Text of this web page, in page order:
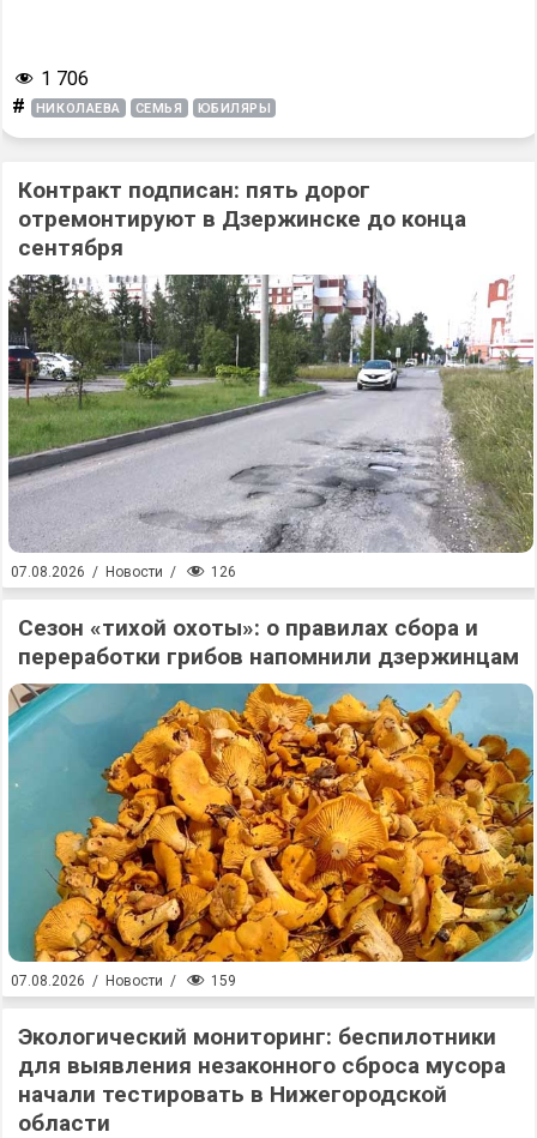
1 706
# НИКОЛАЕВА СЕМЬЯ ЮБИЛЯРЫ
Контракт подписан: пять дорог
отремонтируют в Дзержинске до конца
сентября
07.08.2026 / Новости / 126
Сезон «тихой охоты»: о правилах сбора и
переработки грибов напомнили дзержинцам
07.08.2026 / Новости / 159
Экологический мониторинг: беспилотники
для выявления незаконного сброса мусора
начали тестировать в Нижегородской
области